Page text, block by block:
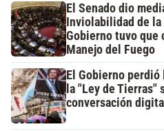
El Senado dio
Inviolabilidad de la
Gobierno tuvo que
Manejo del Fuego
El Gobierno perdió
la "Ley de Tierras"
conversación digital